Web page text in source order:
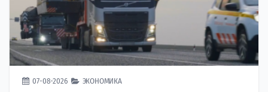
07-08-2026 ЭКОНОМИКА